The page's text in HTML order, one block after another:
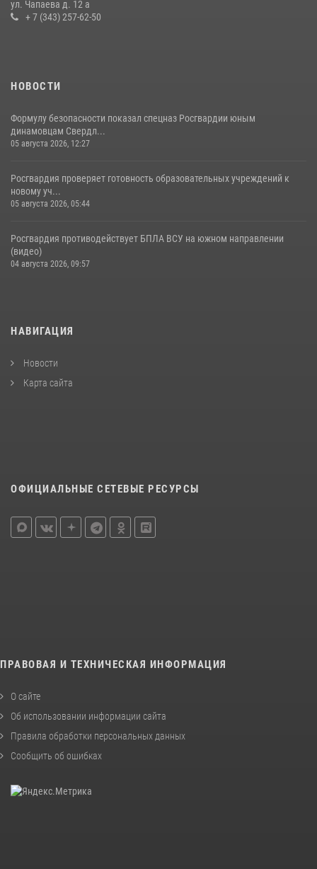
10 июля 2026, 12:35
ул. Чапаева д. 12 а
+ 7 (343) 257-62-50
НОВОСТИ
Формулу безопасности показал спецназ Росгвардии юным
динамовцам Свердл...
05 августа 2026, 12:27
Росгвардия проверяет готовность образовательных учреждений к
новому уч...
05 августа 2026, 05:44
Росгвардия противодействует БПЛА ВСУ на южном направлении
(видео)
04 августа 2026, 09:57
НАВИГАЦИЯ
Новости
Карта сайта
ОФИЦИАЛЬНЫЕ СЕТЕВЫЕ РЕСУРСЫ
ПРАВОВАЯ И ТЕХНИЧЕСКАЯ ИНФОРМАЦИЯ
О сайте
Об использовании информации сайта
Правила обработки персональных данных
Сообщить об ошибках